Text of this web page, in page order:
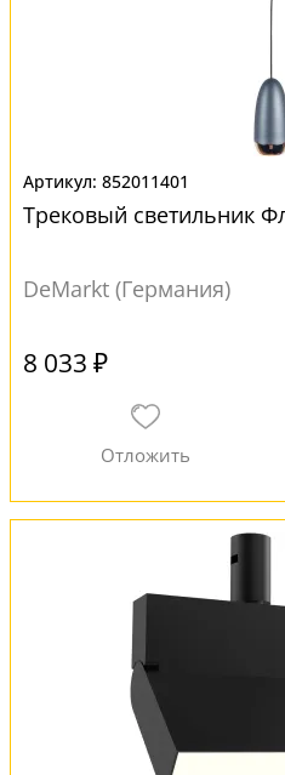
852011401
Трековый светильник
DeMarkt (Германия)
8 033 ₽